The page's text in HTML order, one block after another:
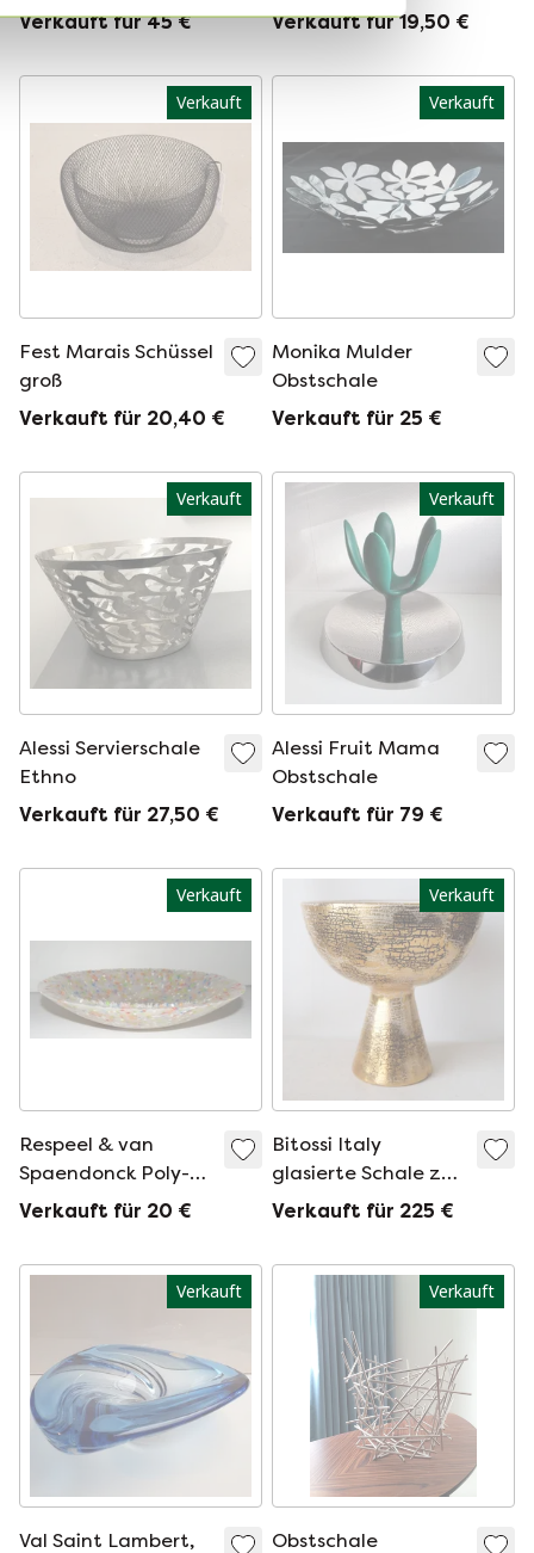
Verkauft für 45 € Verkauft für 19,50 €
Verkauft
Fest Marais Schüssel
groß
Verkauft für 20,40 €
Verkauft
Monika Mulder
Obstschale
Verkauft für 25 €
Verkauft
Alessi Servierschale
Ethno
Verkauft für 27,50 €
Verkauft
Alessi Fruit Mama
Obstschale
Verkauft für 79 €
Verkauft
Respeel & van
Spaendonck Poly-
Poly Obstschale
Verkauft für 20 €
Verkauft
Bitossi Italy
glasierte Schale zu
Fuß
Verkauft für 225 €
Verkauft
Val Saint Lambert,
Verkauft
Obstschale